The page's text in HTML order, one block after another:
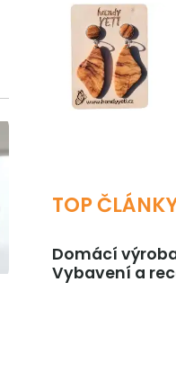
TOP
Domácí
Vybavení a